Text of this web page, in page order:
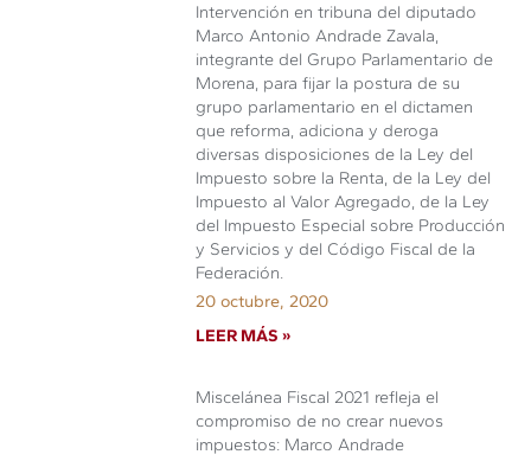
Intervención en tribuna del diputado
Marco Antonio Andrade Zavala,
integrante del Grupo Parlamentario de
Morena, para fijar la postura de su
grupo parlamentario en el dictamen
que reforma, adiciona y deroga
diversas disposiciones de la Ley del
Impuesto sobre la Renta, de la Ley del
Impuesto al Valor Agregado, de la Ley
del Impuesto Especial sobre Producción
y Servicios y del Código Fiscal de la
Federación.
20 octubre, 2020
LEER MÁS »
Miscelánea Fiscal 2021 refleja el
compromiso de no crear nuevos
impuestos: Marco Andrade